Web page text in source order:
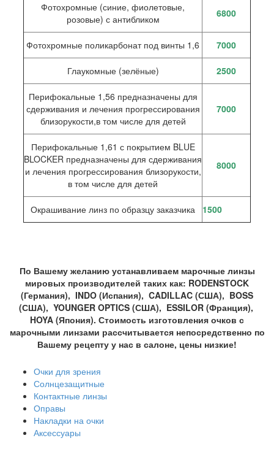
Фотохромные (синие, фиолетовые,
розовые) с антибликом
6800
Фотохромные поликарбонат под винты 1,6 7000
Глаукомные (зелёные) 2500
Перифокальные 1,56 предназначены для
сдерживания и лечения прогрессирования
близорукости,в том числе для детей
7000
Перифокальные 1,61 с покрытием BLUE
BLOCKER предназначены для сдерживания
и лечения прогрессирования близорукости,
в том числе для детей
8000
Окрашивание линз по образцу заказчика 1500
По Вашему желанию устанавливаем марочные линзы
мировых производителей таких как: RODENSTOCK
(Германия), INDO (Испания), CADILLAC (США), BOSS
(США), YOUNGER OPTICS (США), ESSILOR (Франция),
HOYA (Япония). Стоимость изготовления очков с
марочными линзами рассчитывается непосредственно по
Вашему рецепту у нас в салоне, цены низкие!
Очки для зрения
Солнцезащитные
Контактные линзы
Оправы
Накладки на очки
Аксессуары